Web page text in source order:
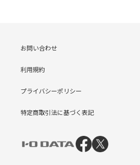
お問い合わせ
利用規約
プライバシーポリシー
特定商取引法に基づく表記